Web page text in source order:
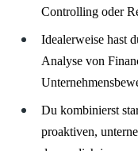
Controlling oder
Idealerweise hast
Analyse von
Du kombinierst
proaktiven,